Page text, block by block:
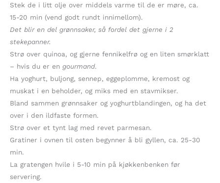
Stek de i litt olje over middels varme til de er møre, ca.
15-20 min (vend godt rundt innimellom).
Det blir en del grønnsaker, så fordel det gjerne i 2
stekepanner.
Strø over quinoa, og gjerne fennikelfrø og en liten smørklatt
– hvis du er en gourmand.
Ha yoghurt, buljong, sennep, eggeplomme, kremost og
muskat i en beholder, og miks med en stavmikser.
Bland sammen grønnsaker og yoghurtblandingen, og ha det
over i den ildfaste formen.
Strø over et tynt lag med revet parmesan.
Gratiner i ovnen til osten begynner å bli gyllen, ca. 25-30
min.
La gratengen hvile i 5-10 min på kjøkkenbenken før
servering.